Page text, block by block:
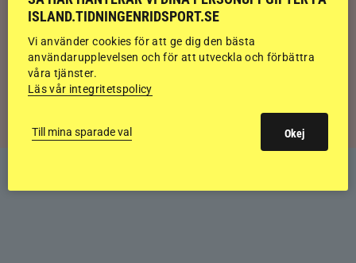
historiska bedömning
Svensk bakom världens högst bedömda
islandshäst
ISLAND.TIDNINGENRIDSPORT.SE
Vi använder cookies för att ge dig den bästa
användarupplevelsen och för att utveckla och förbättra
våra tjänster.
Läs vår integritetspolicy
Till mina sparade val Okej